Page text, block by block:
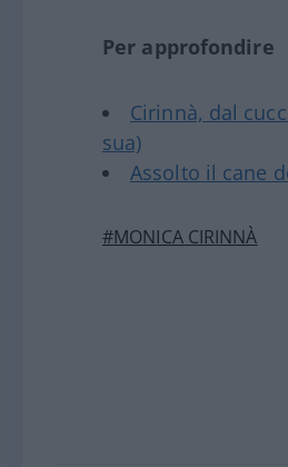
Per approfondire
Cirinnà, dal
sua)
Assolto il cane
#MONICA CIRINNÀ